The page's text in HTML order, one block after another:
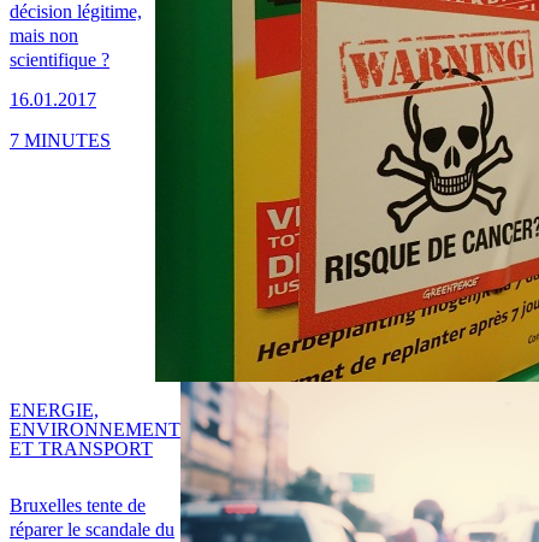
décision légitime,
mais non
scientifique ?
16.01.2017
7 MINUTES
Bruxelles tente de
réparer le scandale du
ENERGIE,
ENVIRONNEMENT
ET TRANSPORT